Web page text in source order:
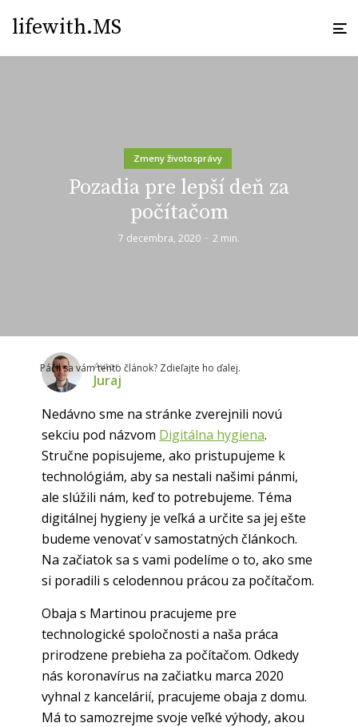
lifewith.MS
Zmeny životosprávy
Pozadia pre lepší deň za
počítačom
7 decembra, 2020 2 min.
Autor
Juraj
Nedávno sme na stránke zverejnili novú
sekciu pod názvom Digitálna hygiena.
Stručne popisujeme, ako pristupujeme k
technológiám, aby sa nestali našimi pánmi,
ale slúžili nám, keď to potrebujeme. Téma
digitálnej hygieny je veľká a určite sa jej ešte
budeme venovať v samostatných článkoch.
Na začiatok sa s vami podelíme o to, ako sme
si poradili s celodennou prácou za počítačom.
Obaja s Martinou pracujeme pre
technologické spoločnosti a naša práca
prirodzene prebieha za počítačom. Odkedy
nás koronavírus na začiatku marca 2020
vyhnal z kancelárií, pracujeme obaja z domu.
Má to samozrejme svoje veľké výhody, akou
Páčil sa vám tento článok? Zdieľajte ho ďalej.